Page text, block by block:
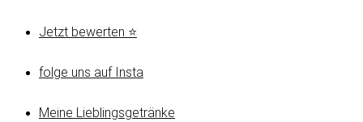
Jetzt bewerten ⭐
folge uns auf Insta
Meine Lieblingsgetränke